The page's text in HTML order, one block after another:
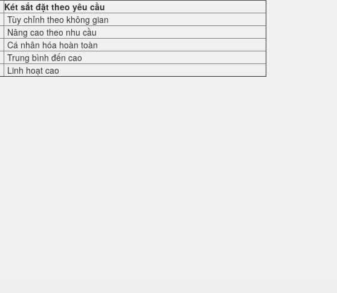
Két sắt đặt theo yêu cầu
Tùy chỉnh theo không gian
Nâng cao theo nhu cầu
Cá nhân hóa hoàn toàn
Trung bình đến cao
Linh hoạt cao